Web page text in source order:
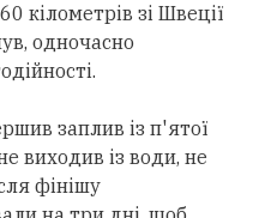
кілометрів зі Швеції
одночасно
заплив із п'ятої
виходив із води, не
фінішу